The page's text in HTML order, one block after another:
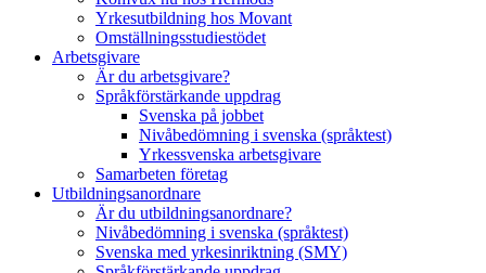
Yrkesutbildning hos Movant
Omställningsstudiestödet
Arbetsgivare
Är du arbetsgivare?
Språkförstärkande uppdrag
Svenska på jobbet
Nivåbedömning i svenska (språktest)
Yrkessvenska arbetsgivare
Samarbeten företag
Utbildningsanordnare
Är du utbildningsanordnare?
Nivåbedömning i svenska (språktest)
Svenska med yrkesinriktning (SMY)